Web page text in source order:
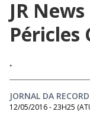
JR
Péricles
.
JORNAL DA
12/05/2016 - 23H25